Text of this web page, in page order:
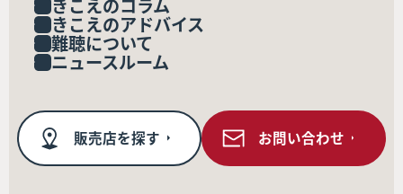
きこえのコラム
きこえのアドバイス
難聴について
ニュースルーム
販売店を探す お問い合わせ